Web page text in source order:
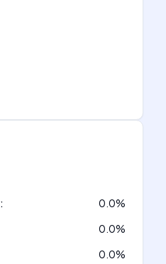
: 0.0%
0.0%
0.0%